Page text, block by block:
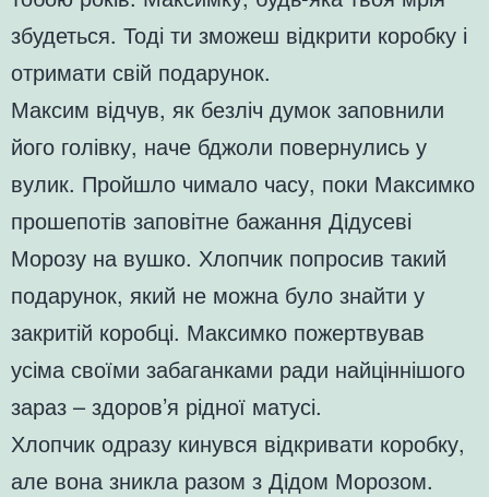
збудеться. Тоді ти зможеш відкрити коробку і
отримати свій подарунок.
Максим відчув, як безліч думок заповнили
його голівку, наче бджоли повернулись у
вулик. Пройшло чимало часу, поки Максимко
прошепотів заповітне бажання Дідусеві
Морозу на вушко. Хлопчик попросив такий
подарунок, який не можна було знайти у
закритій коробці. Максимко пожертвував
усіма своїми забаганками ради найціннішого
зараз – здоров’я рідної матусі.
Хлопчик одразу кинувся відкривати коробку,
але вона зникла разом з Дідом Морозом.